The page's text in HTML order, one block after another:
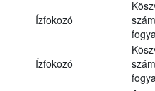
Ízfokozó
Ízfokozó